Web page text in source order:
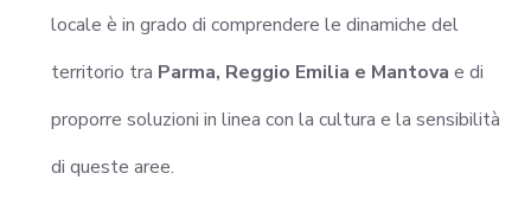
locale è in grado di comprendere le dinamiche del
territorio tra Parma, Reggio Emilia e Mantova e di
proporre soluzioni in linea con la cultura e la sensibilità
di queste aree.